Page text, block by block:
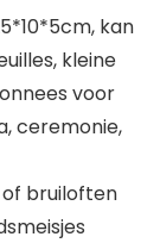
kan
kleine
voor
ceremonie,
of bruiloften